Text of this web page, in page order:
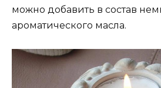
можно добавить в состав
ароматического масла.